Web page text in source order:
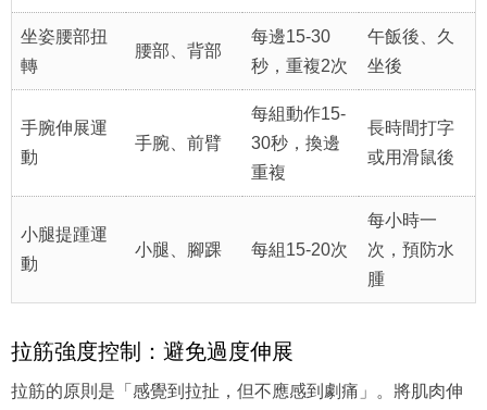
坐姿腰部扭
轉
腰部、背部
每邊15-30
秒，重複2次
午飯後、久
坐後
手腕伸展運
動
手腕、前臂
每組動作15-
30秒，換邊
重複
長時間打字
或用滑鼠後
小腿提踵運
動
小腿、腳踝 每組15-20次
每小時一
次，預防水
腫
拉筋強度控制：避免過度伸展
拉筋的原則是「感覺到拉扯，但不應感到劇痛」。將肌肉伸